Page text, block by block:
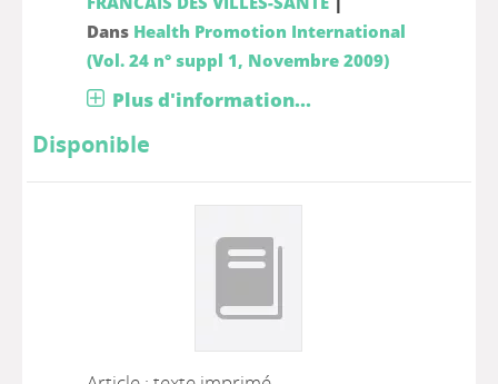
Dans Health Promotion International
(Vol. 24 n° suppl 1, Novembre 2009)
Plus d'information...
Disponible